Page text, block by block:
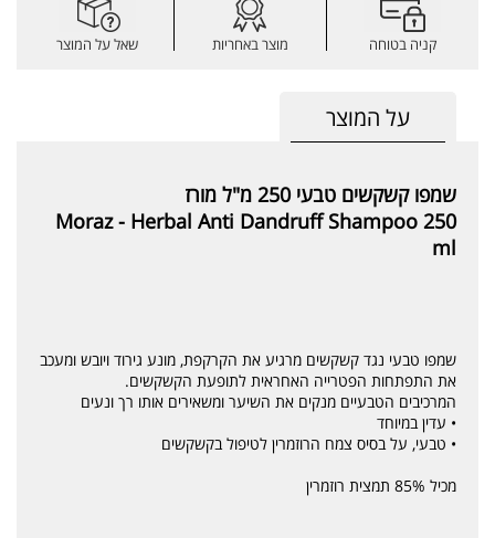
קניה בטוחה מוצר באחריות שאל על המוצר
על המוצר
שמפו קשקשים טבעי 250 מ"ל מורז
Moraz - Herbal Anti Dandruff Shampoo 250
ml
שמפו טבעי נגד קשקשים מרגיע את הקרקפת, מונע גירוד ויובש ומעכב
את התפתחות הפטרייה האחראית לתופעת הקשקשים.
המרכיבים הטבעיים מנקים את השיער ומשאירים אותו רך ונעים
• עדין במיוחד
• טבעי, על בסיס צמח הרוזמרין לטיפול בקשקשים
מכיל 85% תמצית רוזמרין